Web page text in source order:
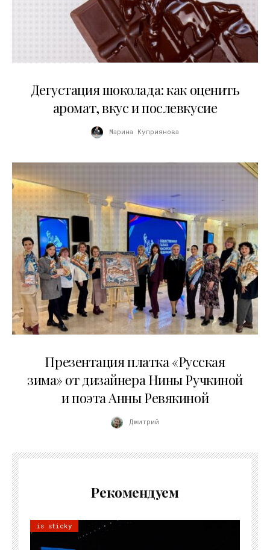
Дегустация шоколада: как оценить
аромат, вкус и послевкусие
Марина Куприянова
Презентация платка «Русская
зима» от дизайнера Нины Ручкиной
и поэта Анны Ревякиной
Дмитрий
Рекомендуем
is sticky